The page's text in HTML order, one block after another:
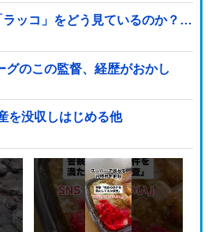
ラッコ」をどう見ているのか？…
グのこの監督、経歴がおかし
を没収しはじめる他